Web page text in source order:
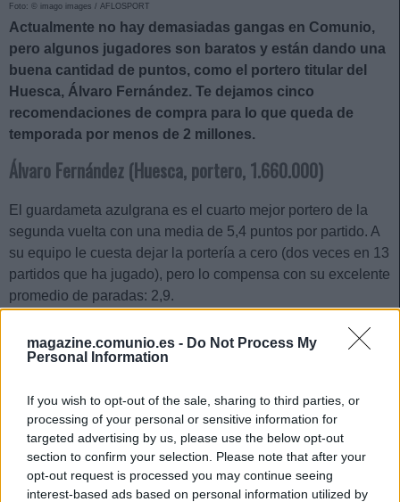
magazine.comunio.es - Do Not Process My
Personal Information
If you wish to opt-out of the sale, sharing to third parties, or
processing of your personal or sensitive information for
targeted advertising by us, please use the below opt-out
section to confirm your selection. Please note that after your
opt-out request is processed you may continue seeing
interest-based ads based on personal information utilized by
Foto: © imago images / AFLOSPORT
Actualmente no hay demasiadas gangas en Comunio,
pero algunos jugadores son baratos y están dando una
buena cantidad de puntos, como el portero titular del
Huesca, Álvaro Fernández. Te dejamos cinco
recomendaciones de compra para lo que queda de
temporada por menos de 2 millones.
Álvaro Fernández (Huesca, portero, 1.660.000)
El guardameta azulgrana es el cuarto mejor portero de la
segunda vuelta con una media de 5,4 puntos por partido. A
su equipo le cuesta dejar la portería a cero (dos veces en 13
partidos que ha jugado), pero lo compensa con su excelente
promedio de paradas: 2,9.
Por 1,6 millones, tiene una mejor media total de puntos
(4,62) que porteros más caros como Rui Silva (2,6 millones),
Igor Zubeldia (Real Sociedad, defensa, 1.570.000)
El zaguero txuri-urdin es un habitual en las alineaciones de
Imanol cuando está disponible, participando hasta ahora en
16 partidos con una aceptable media de 4 puntos. La Real